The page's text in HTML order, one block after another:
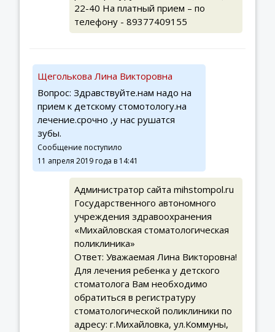
22-40 На платный прием – по
телефону - 89377409155
Щеголькова Лина Викторовна
Вопрос: Здравствуйте.нам надо на
прием к детскому стомотологу.на
лечение.срочно ,у нас рушатся
зубы.
Сообщение поступило
11 апреля 2019 года в 14:41
Администратор сайта mihstompol.ru
Государственного автономного
учреждения здравоохранения
«Михайловская стоматологическая
поликлиника»
Ответ: Уважаемая Лина Викторовна!
Для лечения ребенка у детского
стоматолога Вам необходимо
обратиться в регистратуру
стоматологической поликлиники по
адресу: г.Михайловка, ул.Коммуны,